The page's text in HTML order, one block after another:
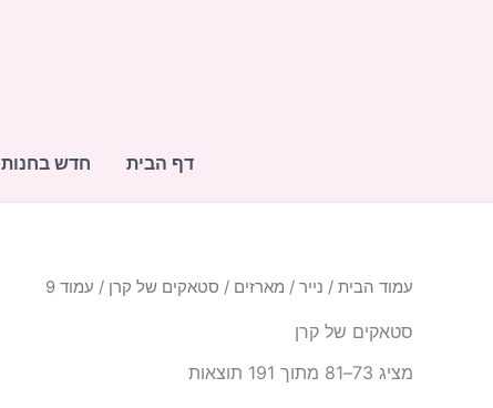
דף הבית חדש בחנות
עמוד הבית / נייר / מארזים / סטאקים של קרן / עמוד 9
סטאקים של קרן
מציג 73–81 מתוך 191 תוצאות